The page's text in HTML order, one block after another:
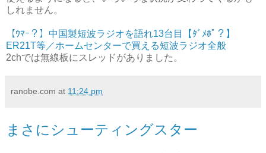
しれません。
【ｳﾏｰ？】中国製短波ラジオを語れ13台目【ﾀﾞﾒﾎﾟ？】
ER21T等／ホームセンターで買える短波ラジオ全般
2chでは無線板にスレッドがありました。
ranobe.com at 11:24 pm
まさにシューティングスター